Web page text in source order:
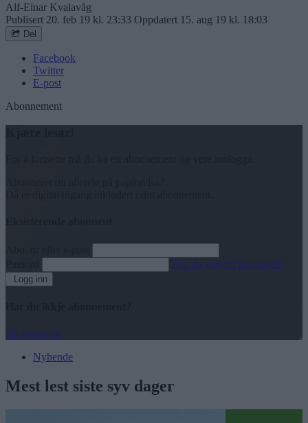
Alf-Einar Kvalavåg
Publisert 20. feb 19 kl. 23:33 Oppdatert 15. aug 19 kl. 18:03
Del
Facebook
Twitter
E-post
Abonnement
Har du gløymt passordet?
Logg inn
Bli abonnent
Nyhende
Mest lest siste syv dager